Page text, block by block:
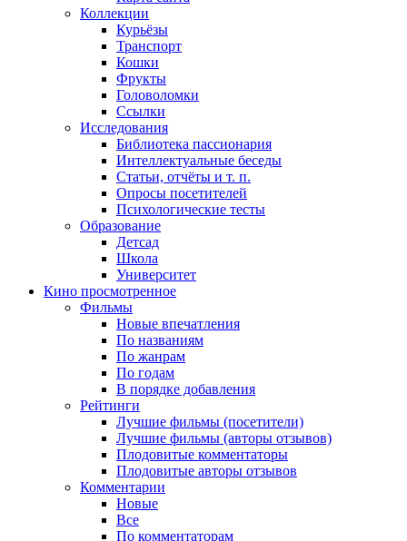
Коллекции
Курьёзы
Транспорт
Кошки
Фрукты
Головоломки
Ссылки
Исследования
Библиотека пассионария
Интеллектуальные беседы
Статьи, отчёты и т. п.
Опросы посетителей
Психологические тесты
Образование
Детсад
Школа
Университет
Кино просмотренное
Фильмы
Новые впечатления
По названиям
По жанрам
По годам
В порядке добавления
Рейтинги
Лучшие фильмы (посетители)
Лучшие фильмы (авторы отзывов)
Плодовитые комментаторы
Плодовитые авторы отзывов
Комментарии
Новые
Все
По комментаторам